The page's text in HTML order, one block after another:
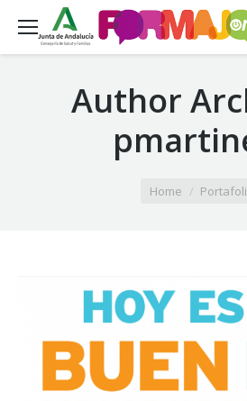
Author
Home